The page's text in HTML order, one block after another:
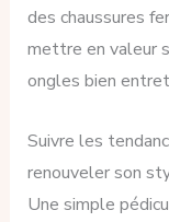
des chaussures
mettre en valeur
ongles bien
Suivre les
renouveler son
Une simple